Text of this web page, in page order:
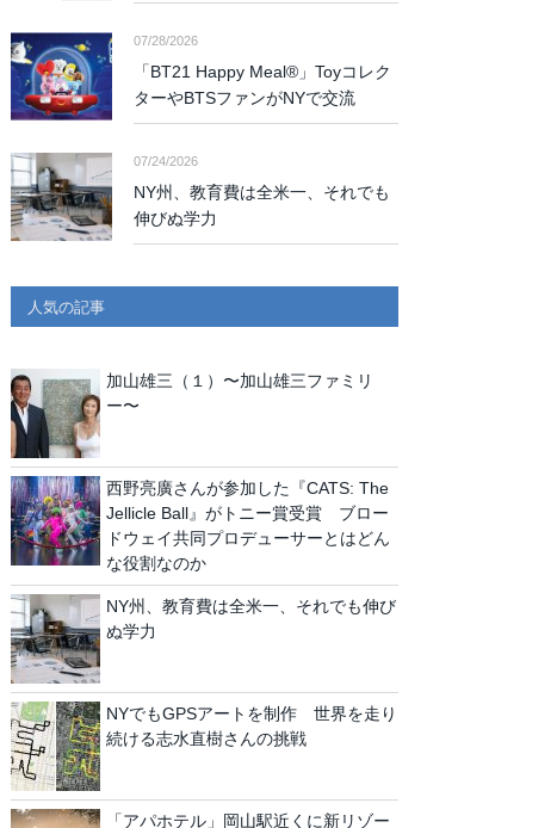
07/28/2026
「BT21 Happy Meal®」Toyコレク
ターやBTSファンがNYで交流
07/24/2026
NY州、教育費は全米一、それでも
伸びぬ学力
人気の記事
加山雄三（１）〜加山雄三ファミリ
ー〜
西野亮廣さんが参加した『CATS: The
Jellicle Ball』がトニー賞受賞 ブロー
ドウェイ共同プロデューサーとはどん
な役割なのか
NY州、教育費は全米一、それでも伸び
ぬ学力
NYでもGPSアートを制作 世界を走り
続ける志水直樹さんの挑戦
「アパホテル」岡山駅近くに新リゾー